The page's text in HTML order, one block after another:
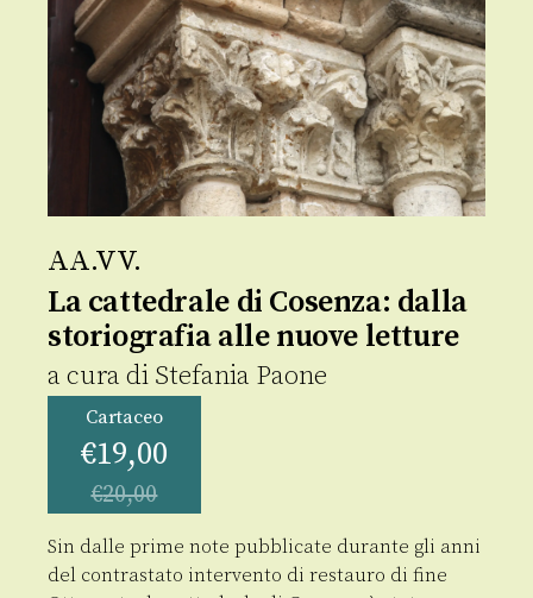
AA.VV.
La cattedrale di Cosenza: dalla
storiografia alle nuove letture
a cura di Stefania Paone
Cartaceo
€19,00
€20,00
Sin dalle prime note pubblicate durante gli anni
del contrastato intervento di restauro di fine